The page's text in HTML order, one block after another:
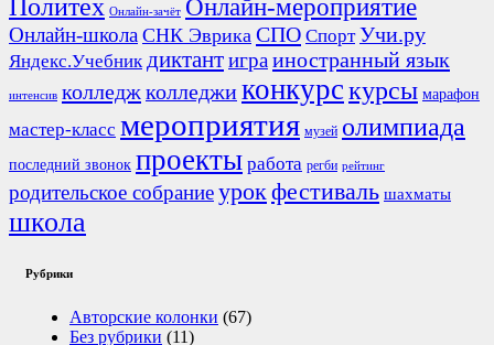
Политех Онлайн-зачёт Онлайн-мероприятие
Онлайн-школа СНК Эврика СПО Спорт Учи.ру
Яндекс.Учебник диктантиграиностранный язык
интенсив колледжколледжиконкурскурсы марафон
мастер-класс мероприятия музей олимпиада
последний звонок проекты работа регби рейтинг
родительское собраниеурокфестиваль шахматы
школа
Рубрики
Авторские колонки (67)
Без рубрики (11)